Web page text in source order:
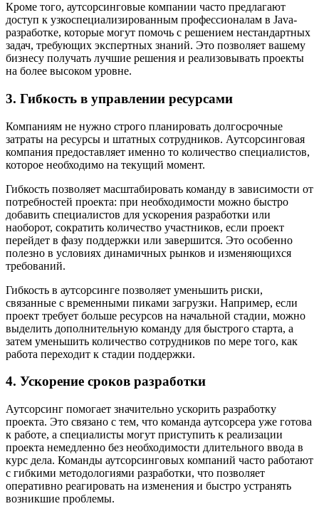
Кроме того, аутсорсинговые компании часто предлагают
доступ к узкоспециализированным профессионалам в Java-
разработке, которые могут помочь с решением нестандартных
задач, требующих экспертных знаний. Это позволяет вашему
бизнесу получать лучшие решения и реализовывать проекты
на более высоком уровне.
3. Гибкость в управлении ресурсами
Компаниям не нужно строго планировать долгосрочные
затраты на ресурсы и штатных сотрудников. Аутсорсинговая
компания предоставляет именно то количество специалистов,
которое необходимо на текущий момент.
Гибкость позволяет масштабировать команду в зависимости от
потребностей проекта: при необходимости можно быстро
добавить специалистов для ускорения разработки или
наоборот, сократить количество участников, если проект
перейдет в фазу поддержки или завершится. Это особенно
полезно в условиях динамичных рынков и изменяющихся
требований.
Гибкость в аутсорсинге позволяет уменьшить риски,
связанные с временными пиками загрузки. Например, если
проект требует больше ресурсов на начальной стадии, можно
выделить дополнительную команду для быстрого старта, а
затем уменьшить количество сотрудников по мере того, как
работа переходит к стадии поддержки.
4. Ускорение сроков разработки
Аутсорсинг помогает значительно ускорить разработку
проекта. Это связано с тем, что команда аутсорсера уже готова
к работе, а специалисты могут приступить к реализации
проекта немедленно без необходимости длительного ввода в
курс дела. Команды аутсорсинговых компаний часто работают
с гибкими методологиями разработки, что позволяет
оперативно реагировать на изменения и быстро устранять
возникшие проблемы.